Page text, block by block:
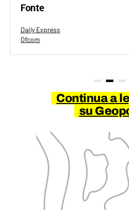
Fonte
Daily Express
Ofcom
Continua a
su